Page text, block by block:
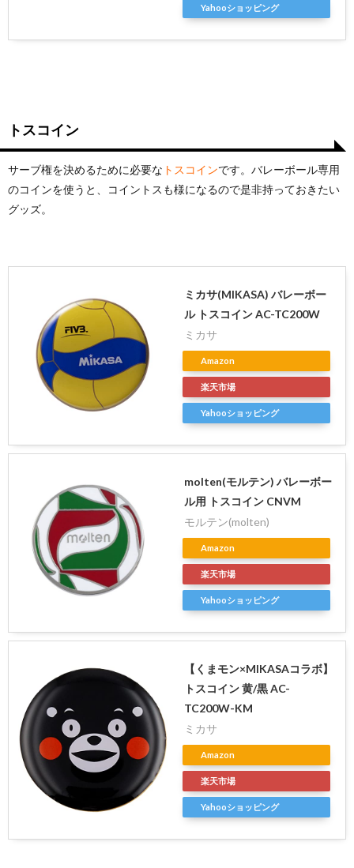
Yahooショッピング
トスコイン
サーブ権を決めるために必要な トスコインです。バレーボール専用
のコインを使うと、コイントスも様になるので是非持っておきたい
グッズ。
ミカサ(MIKASA) バレーボー
ル トスコイン AC-TC200W
ミカサ
Amazon
楽天市場
Yahooショッピング
molten(モルテン) バレーボー
ル用 トスコイン CNVM
モルテン(molten)
Amazon
楽天市場
Yahooショッピング
【くまモン×MIKASAコラボ】
トスコイン 黄/黒 AC-
TC200W-KM
ミカサ
Amazon
楽天市場
Yahooショッピング